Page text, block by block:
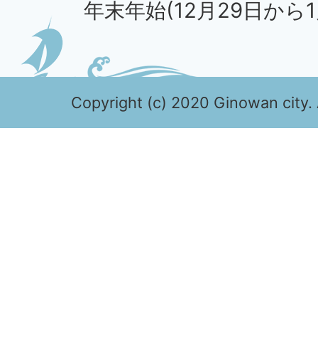
年末年始(12月29日から
Copyright (c) 2020 Ginowan city.